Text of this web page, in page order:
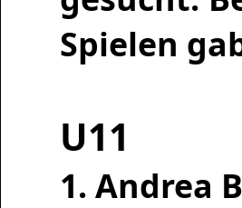
Spielen
U11
1. Andrea